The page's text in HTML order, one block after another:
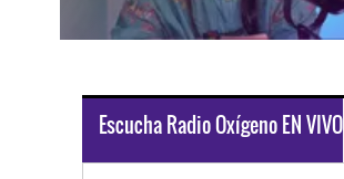
Escucha Radio Oxígeno EN VIVO